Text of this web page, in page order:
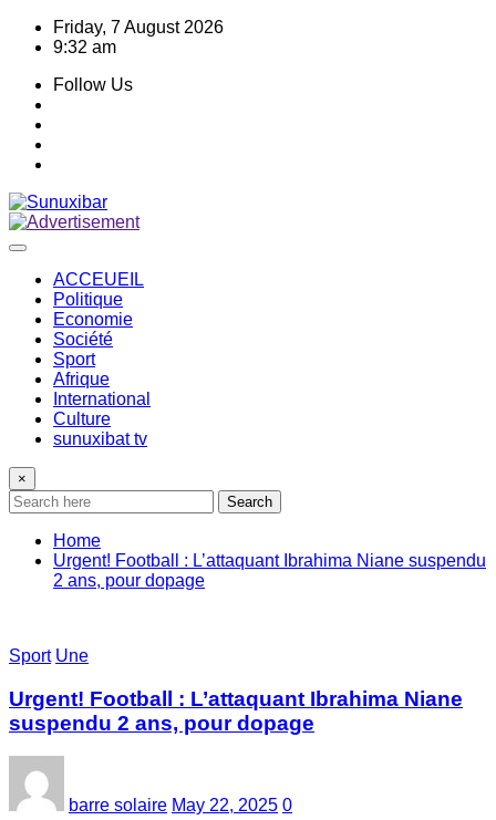
Skip
Friday, 7 August 2026
9:32 am
Follow Us
ACCEUEIL
Politique
Economie
Société
Sport
Afrique
International
Culture
sunuxibat tv
×
Search
Home
Urgent! Football : L’attaquant Ibrahima Niane suspendu
2 ans, pour dopage
Sport Une
Urgent! Football : L’attaquant Ibrahima Niane
suspendu 2 ans, pour dopage
barre solaire May 22, 2025 0